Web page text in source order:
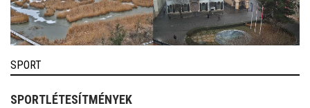
SPORT
SPORTLÉTESÍTMÉNYEK